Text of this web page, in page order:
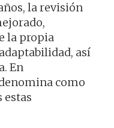
la revisión
la propia
así
En
como
estas